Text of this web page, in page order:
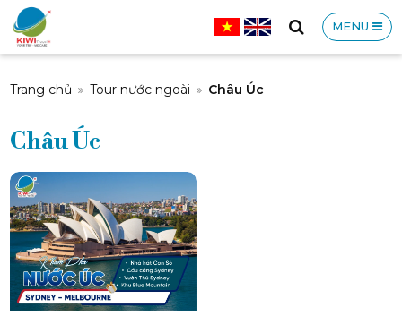
MENU
CÔNG
TY
Trang chủ Tour nước ngoài Châu Úc
Châu Úc